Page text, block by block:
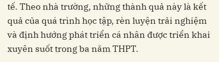
tế. Theo nhà trường, những thành quả này là kết
quả của quá trình học tập, rèn luyện trải nghiệm
và định hướng phát triển cá nhân được triển khai
xuyên suốt trong ba năm THPT.